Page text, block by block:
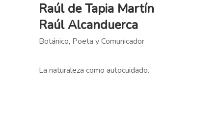
Raúl de Tapia Martín
Raúl Alcanduerca
Botánico, Poeta y Comunicador
La naturaleza como autocuidado.